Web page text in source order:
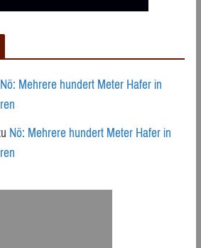
Nö: Mehrere hundert Meter Hafer in
Nö: Mehrere hundert Meter Hafer in